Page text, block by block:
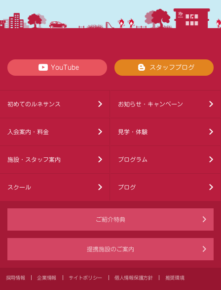
YouTube スタッフブログ
初めてのルネサンス お知らせ・キャンペーン
入会案内・料金 見学・体験
施設・スタッフ案内 プログラム
スクール ブログ
ご紹介特典
提携施設のご案内
採用情報 企業情報 サイトポリシー 個人情報保護方針 推奨環境